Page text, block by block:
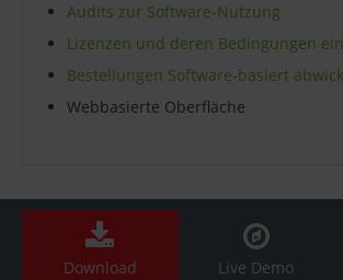
Audits zur Software-Nutzung
Lizenzen und deren Bedingungen
Bestellungen Software-basiert
Webbasierte Oberfläche
Download Live Demo